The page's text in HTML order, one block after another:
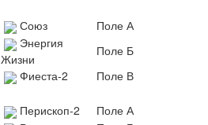
Союз
Поле А
Энергия
Жизни
Поле Б
Фиеста-2
Поле В
Перископ-2
Поле А